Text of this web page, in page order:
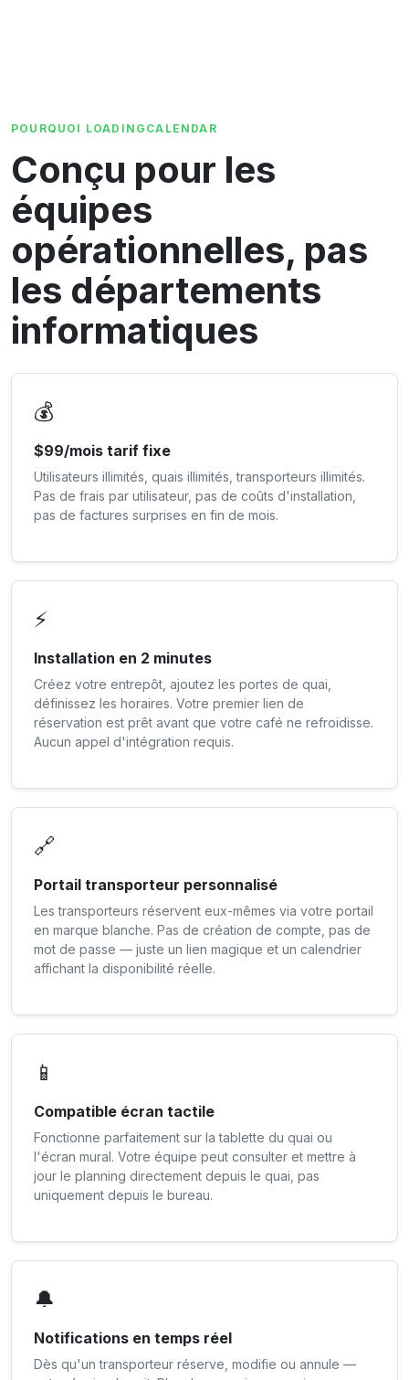
POURQUOI LOADINGCALENDAR
Conçu pour les
équipes
opérationnelles, pas
les départements
informatiques
💰
$99/mois tarif fixe
Utilisateurs illimités, quais illimités, transporteurs illimités.
Pas de frais par utilisateur, pas de coûts d'installation,
pas de factures surprises en fin de mois.
⚡
Installation en 2 minutes
Créez votre entrepôt, ajoutez les portes de quai,
définissez les horaires. Votre premier lien de
réservation est prêt avant que votre café ne refroidisse.
Aucun appel d'intégration requis.
🔗
Portail transporteur personnalisé
Les transporteurs réservent eux-mêmes via votre portail
en marque blanche. Pas de création de compte, pas de
mot de passe — juste un lien magique et un calendrier
affichant la disponibilité réelle.
📱
Compatible écran tactile
Fonctionne parfaitement sur la tablette du quai ou
l'écran mural. Votre équipe peut consulter et mettre à
jour le planning directement depuis le quai, pas
uniquement depuis le bureau.
🔔
Notifications en temps réel
Dès qu'un transporteur réserve, modifie ou annule —